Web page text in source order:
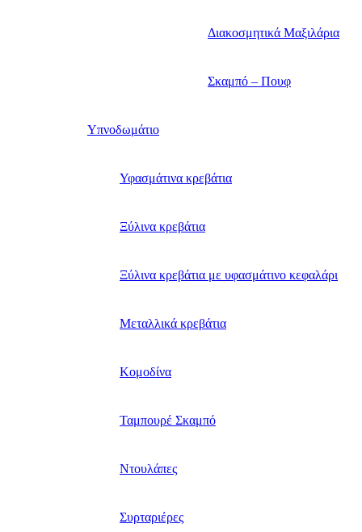
Διακοσμητικά Μαξιλάρια
Σκαμπό – Πουφ
Υπνοδωμάτιο
Υφασμάτινα κρεβάτια
Ξύλινα κρεβάτια
Ξύλινα κρεβάτια με υφασμάτινο κεφαλάρι
Mεταλλικά κρεβάτια
Κομοδίνα
Ταμπουρέ Σκαμπό
Ντουλάπες
Συρταριέρες